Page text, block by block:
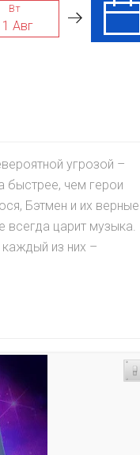
Вт
Авг
Ср
угрозой –
быстрее, чем герои
Бэтмен и их верные
всегда царит музыка.
из них –